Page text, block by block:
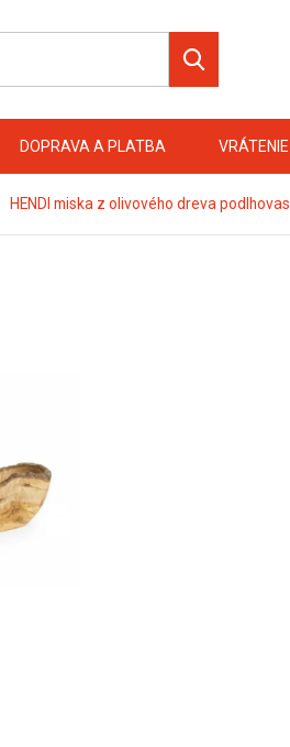
DOPRAVA A PLATBA
HENDI miska z olivového dreva